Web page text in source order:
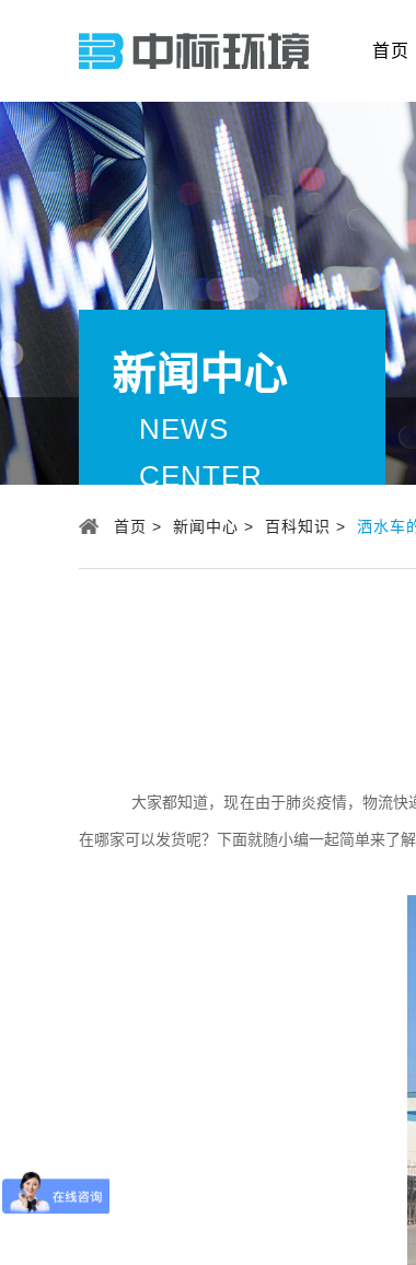
首页
新闻中心
NEWS
CENTER
首页 > 新闻中心 > 百科知识 > 洒水车
大家都知道，现在由于肺炎疫情，物流快
在哪家可以发货呢？下面就随小编一起简单来了解